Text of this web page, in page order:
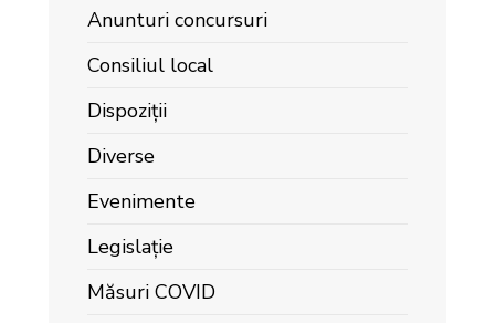
Anunturi concursuri
Consiliul local
Dispoziții
Diverse
Evenimente
Legislație
Măsuri COVID